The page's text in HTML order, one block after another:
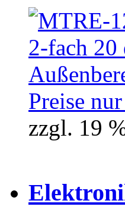
Preise
zzgl. 19